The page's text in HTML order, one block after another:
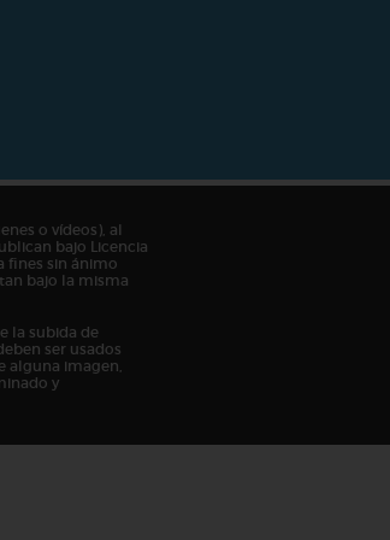
o vídeos), al
bajo Licencia
fines sin ánimo
bajo la misma
la subida de
ser usados
alguna imagen,
y